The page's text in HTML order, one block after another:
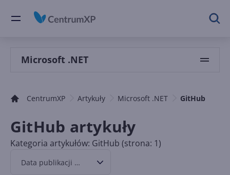
Microsoft .NET
CentrumXP Artykuły Microsoft .NET GitHub
GitHub artykuły
Kategoria artykułów: GitHub (strona: 1)
Data publikacji malejąco